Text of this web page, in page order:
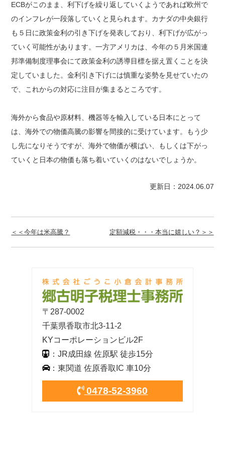
ECBがこのまま、利下げを繰り返していくようであれば欧州で
のインフレが一段落していくと見られます。カナダの中央銀行
も５日に政策金利の引き下げを発表しており、利下げが広がっ
ていく可能性があります。一方アメリカは、今年の５月米国連
邦準備制度理事会にて政策金利の誘導目標を据え置くことを決
定していました。金利引き下げには慎重な姿勢を見せていたの
で、これからの対応に注目が集まるところです。
海外から食品や原材料、機器等を輸入している日本にとって
は、海外での物価高騰の影響を間接的に受けています。もう少
し先になりそうですが、海外で物価が横ばい、もしくは下がっ
ていくと日本の物価も落ち着いていくのはないでしょうか。
更新日：2024.06.07
＜＜今年は米高騰？ 定額減税・・・本当に嬉しい？＞＞
〒287-0002
千葉県香取市北3-11-2
KYコーポレーションビル2F
：JR成田線 佐原駅 徒歩15分
：東関道 佐原香取IC 車10分
0478-52-3960